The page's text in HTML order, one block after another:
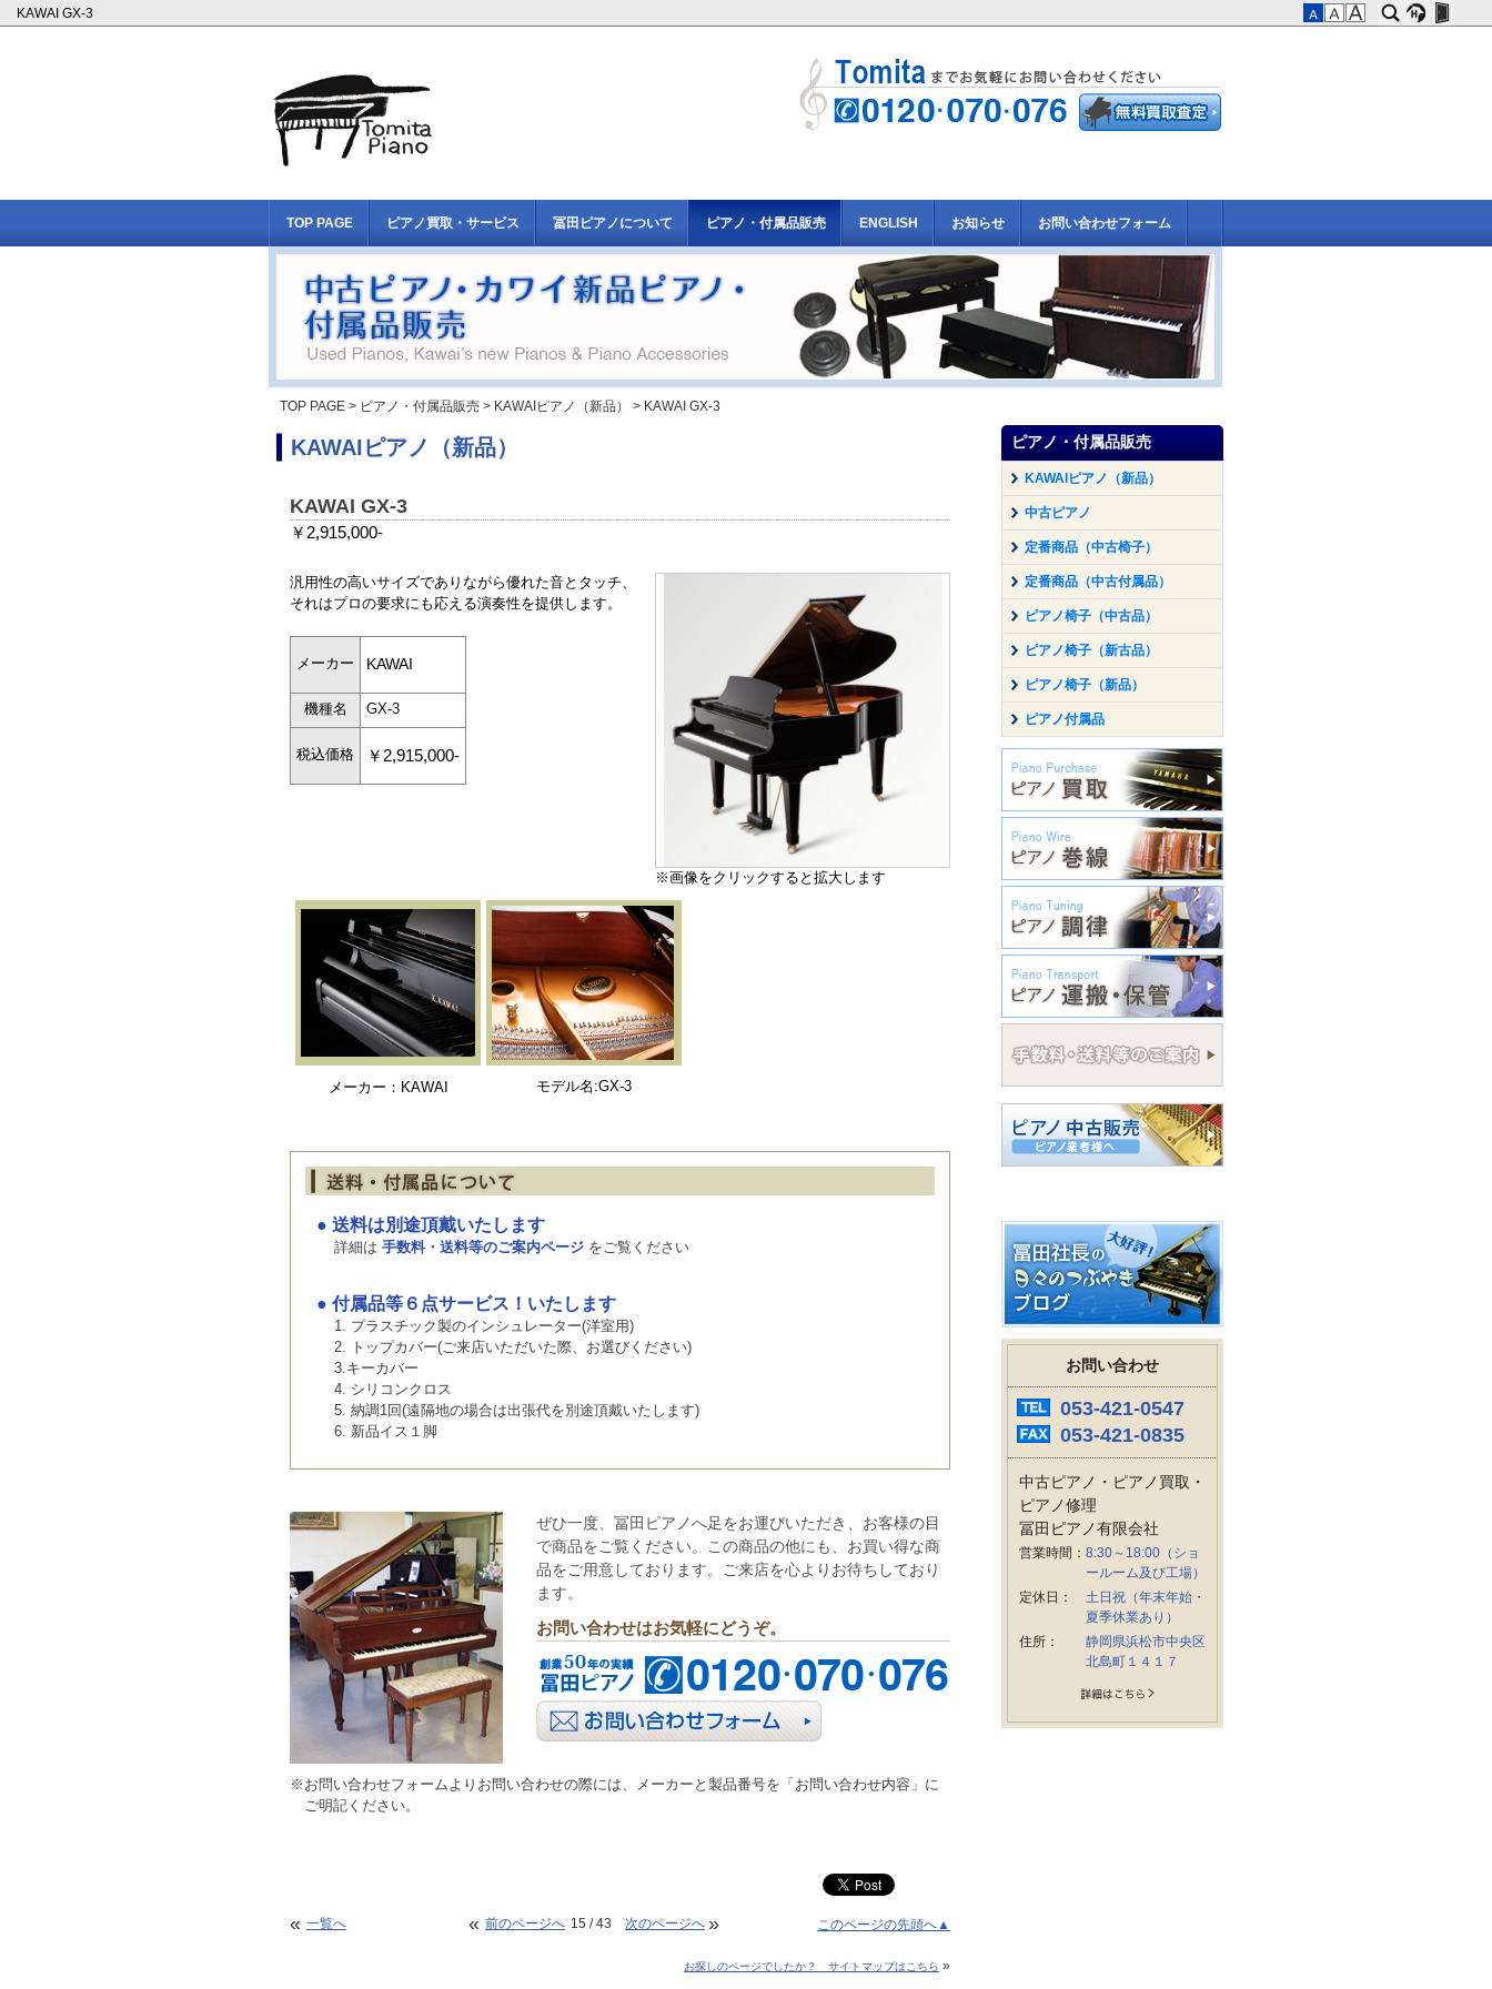
KAWAI GX-3
TOP PAGE ピアノ買取・サービス 冨田ピアノについて ピアノ・付属品販売 ENGLISH お知らせ お問い合わせフォーム
TOP PAGE > ピアノ・付属品販売 > KAWAIピアノ（新品） > KAWAI GX-3
KAWAIピアノ（新品）
KAWAI GX-3
￥2,915,000-
※画像をクリックすると拡大します
汎用性の高いサイズでありながら優れた音とタッチ、
それはプロの要求にも応える演奏性を提供します。
メーカー KAWAI
機種名 GX-3
税込価格 ￥2,915,000-
メーカー：KAWAI モデル名:GX-3
● 送料は別途頂戴いたします
詳細は 手数料・送料等のご案内ページをご覧ください
● 付属品等６点サービス！いたします
1. プラスチック製のインシュレーター(洋室用)
2. トップカバー(ご来店いただいた際、お選びください)
3.キーカバー
4. シリコンクロス
5. 納調1回(遠隔地の場合は出張代を別途頂戴いたします)
6. 新品イス１脚
ぜひ一度、冨田ピアノへ足をお運びいただき、お客様の目
で商品をご覧ください。この商品の他にも、お買い得な商
品をご用意しております。ご来店を心よりお待ちしており
ます。
お問い合わせはお気軽にどうぞ。
※お問い合わせフォームよりお問い合わせの際には、メーカーと製品番号を「お問い合わせ内容」に
ご明記ください。
« 一覧へ « 前のページへ 15 / 43 次のページへ » このページの先頭へ▲
お探しのページでしたか？ サイトマップはこちら »
ピアノ・付属品販売
KAWAIピアノ（新品）
中古ピアノ
定番商品（中古椅子）
定番商品（中古付属品）
ピアノ椅子（中古品）
ピアノ椅子（新古品）
ピアノ椅子（新品）
ピアノ付属品
お問い合わせ
053-421-0547
053-421-0835
中古ピアノ・ピアノ買取・
ピアノ修理
冨田ピアノ有限会社
営業時間： 8:30～18:00（ショ
ールーム及び工場）
定休日：
土日祝（年末年始・
夏季休業あり）
住所：
静岡県浜松市中央区
北島町１４１７